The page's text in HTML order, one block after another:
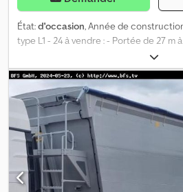
État:d'occasion, Année de
type L1 - 24 à vendre : - Portée de 27 m
repliable hydrauliquement - Hauteur
plein - Stationnaire avec pyramides -
4 x contrepoids C1 de 2400 kg chacun
HBC radiomatic FST510TECHNOS.A -
SV valide jusqu'à 09-2024 Dodpfx
Informations complémentaires =
pour plus de renseignements.